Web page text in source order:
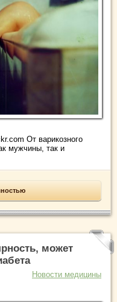
От варикозного
мужчины, так и
может
Новости медицины